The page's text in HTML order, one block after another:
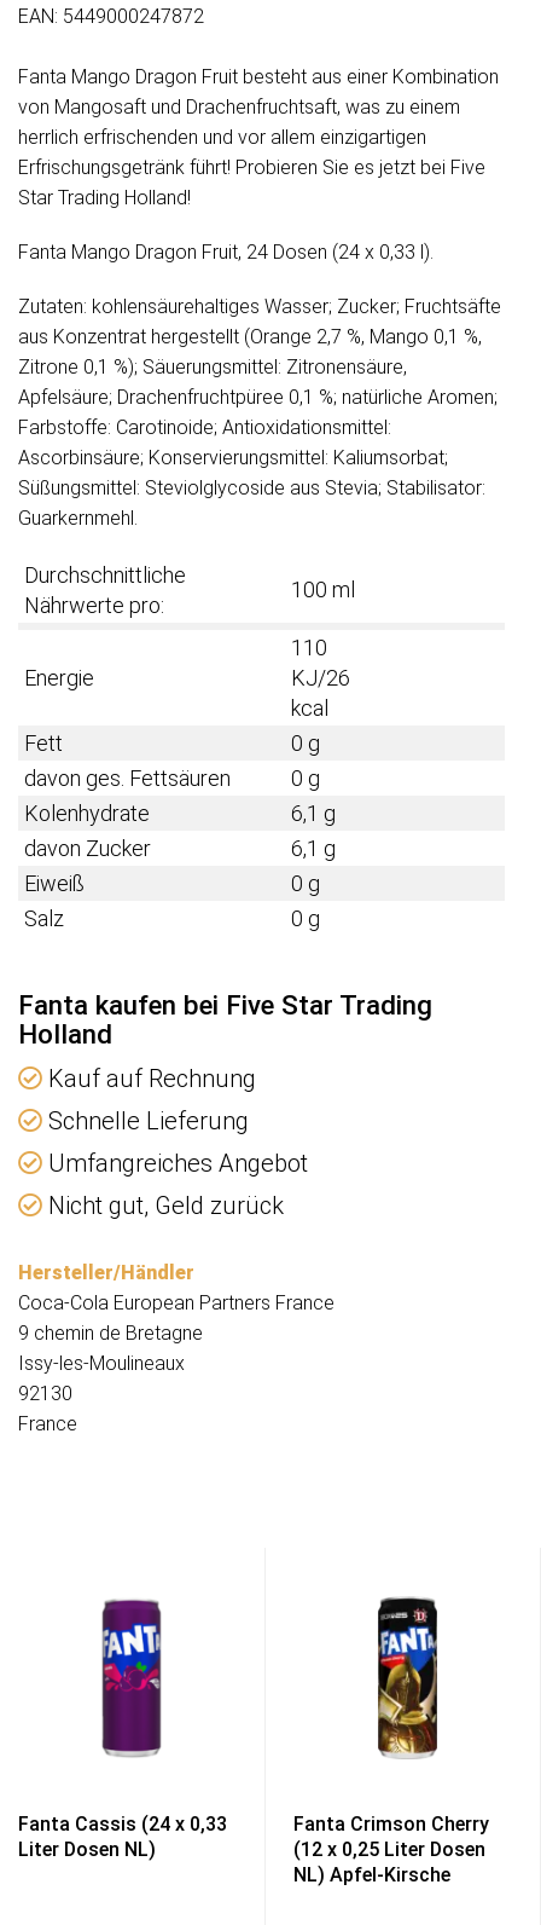
EAN: 5449000247872
Fanta Mango Dragon Fruit besteht aus einer Kombination
von Mangosaft und Drachenfruchtsaft, was zu einem
herrlich erfrischenden und vor allem einzigartigen
Erfrischungsgetränk führt! Probieren Sie es jetzt bei Five
Star Trading Holland!
Fanta Mango Dragon Fruit, 24 Dosen (24 x 0,33 l).
Zutaten: kohlensäurehaltiges Wasser; Zucker; Fruchtsäfte
aus Konzentrat hergestellt (Orange 2,7 %, Mango 0,1 %,
Zitrone 0,1 %); Säuerungsmittel: Zitronensäure,
Apfelsäure; Drachenfruchtpüree 0,1 %; natürliche Aromen;
Farbstoffe: Carotinoide; Antioxidationsmittel:
Ascorbinsäure; Konservierungsmittel: Kaliumsorbat;
Süßungsmittel: Steviolglycoside aus Stevia; Stabilisator:
Guarkernmehl.
Durchschnittliche
Nährwerte pro:
100 ml
Energie
110
KJ/26
kcal
Fett
0 g
davon ges. Fettsäuren
0 g
Kolenhydrate
6,1 g
davon Zucker
6,1 g
Eiweiß
0 g
Salz
0 g
Fanta kaufen bei Five Star Trading
Holland
Kauf auf Rechnung
Schnelle Lieferung
Umfangreiches Angebot
Nicht gut, Geld zurück
Hersteller/Händler
Coca-Cola European Partners France
9 chemin de Bretagne
Issy-les-Moulineaux
92130
France
Fanta Cassis (24 x 0,33
Liter Dosen NL)
Fanta Crimson Cherry
(12 x 0,25 Liter Dosen
NL) Apfel-Kirsche